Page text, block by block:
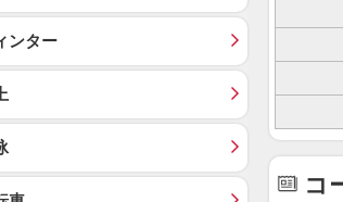
コ
ンター